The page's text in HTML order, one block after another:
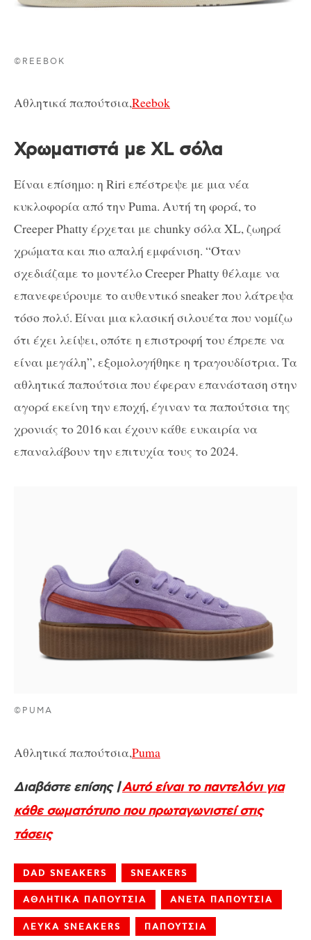
©REEBOK
Αθλητικά παπούτσια,Reebok
Χρωματιστά με XL σόλα
Είναι επίσημο: η Riri επέστρεψε με μια νέα
κυκλοφορία από την Puma. Αυτή τη φορά, το
Creeper Phatty έρχεται με chunky σόλα XL, ζωηρά
χρώματα και πιο απαλή εμφάνιση. “Όταν
σχεδιάζαμε το μοντέλο Creeper Phatty θέλαμε να
επανεφεύρουμε το αυθεντικό sneaker που λάτρεψα
τόσο πολύ. Είναι μια κλασική σιλουέτα που νομίζω
ότι έχει λείψει, οπότε η επιστροφή του έπρεπε να
είναι μεγάλη”, εξομολογήθηκε η τραγουδίστρια. Τα
αθλητικά παπούτσια που έφεραν επανάσταση στην
αγορά εκείνη την εποχή, έγιναν τα παπούτσια της
χρονιάς το 2016 και έχουν κάθε ευκαιρία να
επαναλάβουν την επιτυχία τους το 2024.
©PUMA
Αθλητικά παπούτσια,Puma
Διαβάστε επίσης |Αυτό είναι το παντελόνι για
κάθε σωματότυπο που πρωταγωνιστεί στις
τάσεις
DAD SNEAKERS SNEAKERS
ΑΘΛΗΤΙΚΑ ΠΑΠΟΥΤΣΙΑ ΑΝΕΤΑ ΠΑΠΟΥΤΣΙΑ
ΛΕΥΚΑ SNEAKERS ΠΑΠΟΥΤΣΙΑ